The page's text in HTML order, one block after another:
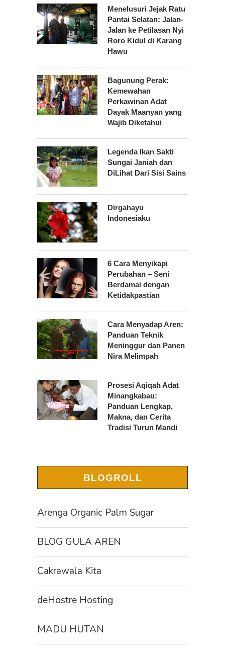
Menelusuri Jejak Ratu
Pantai Selatan: Jalan-
Jalan ke Petilasan Nyi
Roro Kidul di Karang
Hawu
Bagunung Perak:
Kemewahan
Perkawinan Adat
Dayak Maanyan yang
Wajib Diketahui
Legenda Ikan Sakti
Sungai Janiah dan
DiLihat Dari Sisi Sains
Dirgahayu
Indonesiaku
6 Cara Menyikapi
Perubahan – Seni
Berdamai dengan
Ketidakpastian
Cara Menyadap Aren:
Panduan Teknik
Meninggur dan Panen
Nira Melimpah
Prosesi Aqiqah Adat
Minangkabau:
Panduan Lengkap,
Makna, dan Cerita
Tradisi Turun Mandi
BLOGROLL
Arenga Organic Palm Sugar
BLOG GULA AREN
Cakrawala Kita
deHostre Hosting
MADU HUTAN